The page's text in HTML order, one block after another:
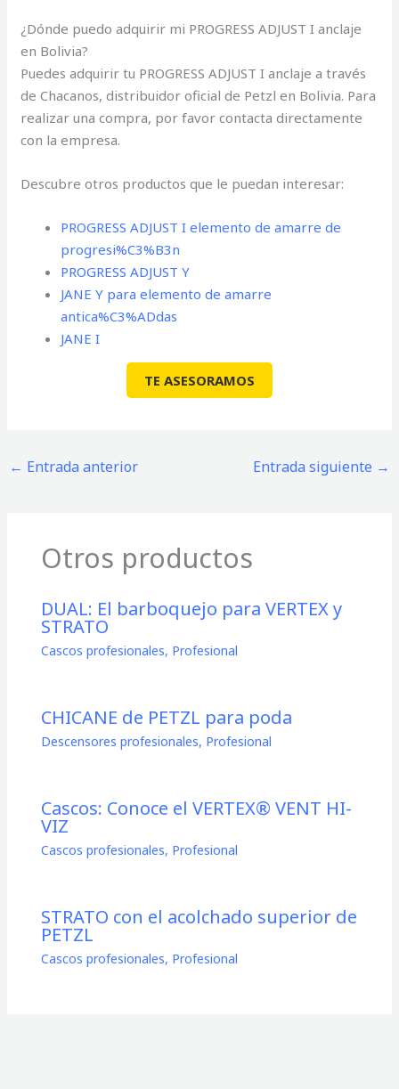
¿Dónde puedo adquirir mi PROGRESS ADJUST I anclaje
en Bolivia?
Puedes adquirir tu PROGRESS ADJUST I anclaje a través
de Chacanos, distribuidor oficial de Petzl en Bolivia. Para
realizar una compra, por favor contacta directamente
con la empresa.
Descubre otros productos que le puedan interesar:
PROGRESS ADJUST I elemento de amarre de
progresi%C3%B3n
PROGRESS ADJUST Y
JANE Y para elemento de amarre
antica%C3%ADdas
JANE I
TE ASESORAMOS
← Entrada anterior Entrada siguiente →
Otros productos
DUAL: El barboquejo para VERTEX y
STRATO
Cascos profesionales, Profesional
CHICANE de PETZL para poda
Descensores profesionales, Profesional
Cascos: Conoce el VERTEX® VENT HI-
VIZ
Cascos profesionales, Profesional
STRATO con el acolchado superior de
PETZL
Cascos profesionales, Profesional